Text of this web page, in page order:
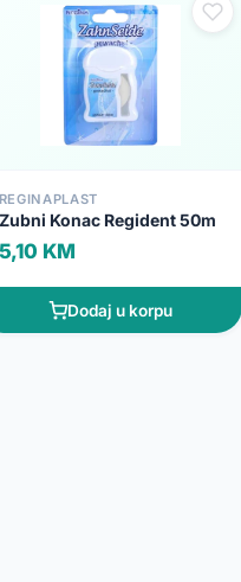
REGINAPLAST
Zubni Konac Regident 50m
5,10 KM
Dodaj u korpu